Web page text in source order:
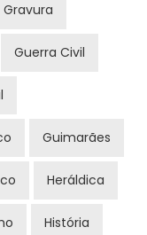
Gravura
Guerra Civil
Guimarães
Heráldica
História